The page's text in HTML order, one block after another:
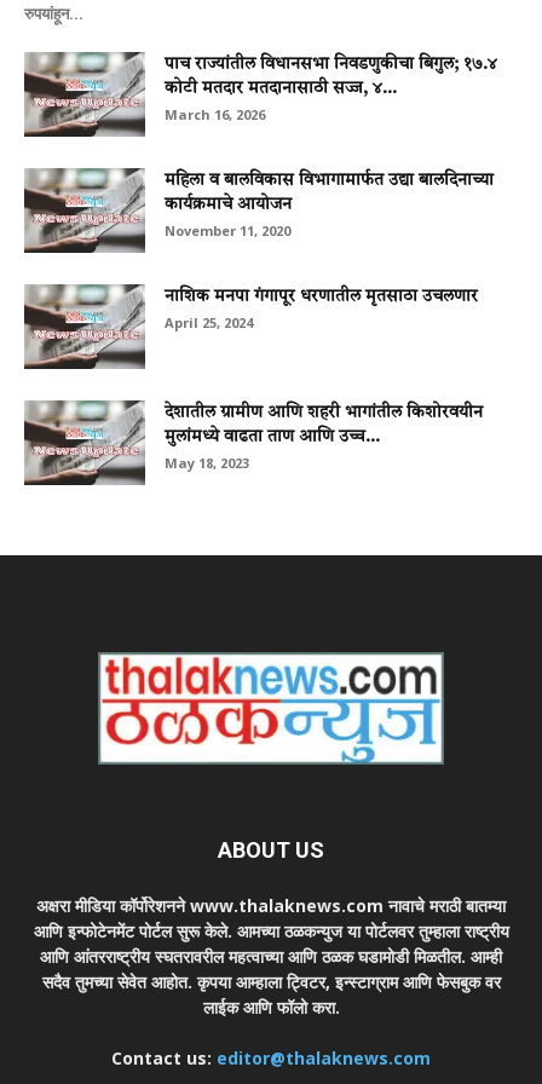
रुपयांहून...
पाच राज्यांतील विधानसभा निवडणुकीचा बिगुल; १७.४
कोटी मतदार मतदानासाठी सज्ज, ४...
March 16, 2026
महिला व बालविकास विभागामार्फत उद्या बालदिनाच्या
कार्यक्रमाचे आयोजन
November 11, 2020
नाशिक मनपा गंगापूर धरणातील मृतसाठा उचलणार
April 25, 2024
देशातील ग्रामीण आणि शहरी भागांतील किशोरवयीन
मुलांमध्ये वाढता ताण आणि उच्च...
May 18, 2023
ABOUT US
अक्षरा मीडिया कॉर्पोरेशनने www.thalaknews.com नावाचे मराठी बातम्या
आणि इन्फोटेनमेंट पोर्टल सुरू केले. आमच्या ठळकन्युज या पोर्टलवर तुम्हाला राष्ट्रीय
आणि आंतरराष्ट्रीय स्घतरावरील महत्वाच्या आणि ठळक घडामोडी मिळतील. आम्ही
सदैव तुमच्या सेवेत आहोत. कृपया आम्हाला ट्विटर, इन्स्टाग्राम आणि फेसबुक वर
लाईक आणि फॉलो करा.
Contact us: editor@thalaknews.com